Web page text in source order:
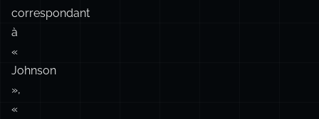
chaînes
partielles
(«
son
»
correspondant